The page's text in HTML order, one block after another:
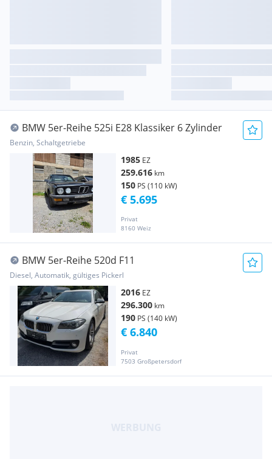
BMW 5er-Reihe 525i E28 Klassiker 6 Zylinder
Benzin, Schaltgetriebe
1985 EZ
259.616 km
150 PS (110 kW)
Privat
8160 Weiz
€ 5.695
BMW 5er-Reihe 520d F11
Diesel, Automatik, gültiges Pickerl
2016 EZ
296.300 km
190 PS (140 kW)
Privat
7503 Großpetersdorf
€ 6.840